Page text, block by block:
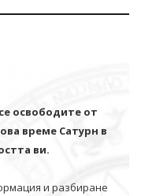
освободите от
време Сатурн в
ви.
и разбиране